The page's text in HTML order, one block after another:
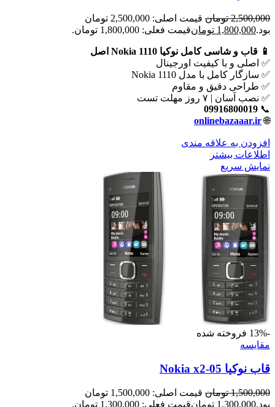
2,500,000 تومان
قیمت اصلی: 2,500,000 تومان
بود.1,800,000 تومانقیمت فعلی: 1,800,000 تومان.
📱 قاب و شاسی کامل نوکیا Nokia 1110 اصل
✅ اصلی و با کیفیت اورجینال
✅ سازگار کامل با مدل Nokia 1110
✅ طراحی دقیق و مقاوم
✅ نصب آسان | ۷ روز مهلت تست
📞
09916800019
🌐
onlinebazaaar.ir
افزودن به علاقه مندی
اطلاعات بیشتر
نمایش سریع
-13%
فروخته شده
مقايسه
قاب نوکیا Nokia x2-05
1,500,000 تومان
قیمت اصلی: 1,500,000 تومان
بود.1,300,000 تومانقیمت فعلی: 1,300,000 تومان.